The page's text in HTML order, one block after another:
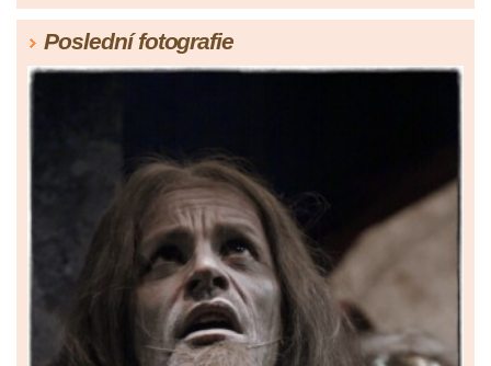
Poslední fotografie